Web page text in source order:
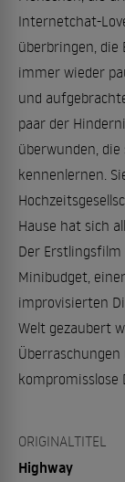
Internetchat-
überbringen, die
immer wieder
und
paar der
überwunden,
kennenlernen.
Hause hat sich
Der Erstlingsfilm
Minibudget,
improvisierten
Welt gezaubert
kompromisslose
ORIGINALTITEL
Highway